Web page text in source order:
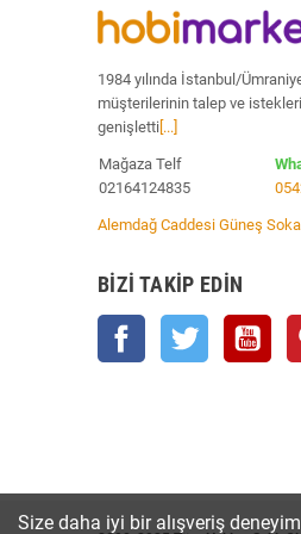
1984 yılında İstanbul/
müşterilerinin talep ve
genişletti[...]
Mağaza Telf
02164124835
Alemdağ Caddesi Güneş
BIZI TAKIP EDIN
Facebook Twitter
Size daha iyi bir alışveriş